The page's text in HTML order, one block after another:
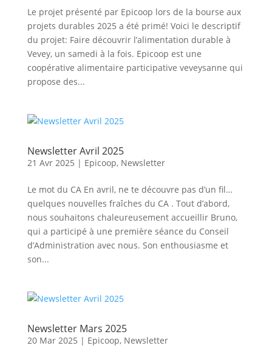
Le projet présenté par Epicoop lors de la bourse aux
projets durables 2025 a été primé! Voici le descriptif
du projet: Faire découvrir l’alimentation durable à
Vevey, un samedi à la fois. Epicoop est une
coopérative alimentaire participative veveysanne qui
propose des...
Newsletter Avril 2025
21 Avr 2025 | Epicoop, Newsletter
Le mot du CA En avril, ne te découvre pas d’un fil…
quelques nouvelles fraîches du CA . Tout d’abord,
nous souhaitons chaleureusement accueillir Bruno,
qui a participé à une première séance du Conseil
d’Administration avec nous. Son enthousiasme et
son...
Newsletter Mars 2025
20 Mar 2025 | Epicoop, Newsletter